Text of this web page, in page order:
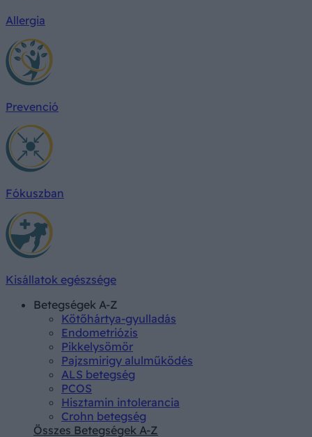
Allergia
Prevenció
Fókuszban
Kisállatok egészsége
Betegségek A-Z
Kötőhártya-gyulladás
Endometriózis
Pikkelysömör
Pajzsmirigy alulműködés
ALS betegség
PCOS
Hisztamin intolerancia
Crohn betegség
Összes Betegségek A-Z